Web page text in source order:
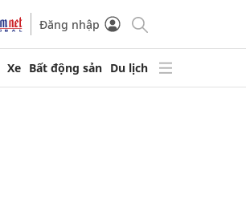
Đăng nhập
Xe Bất động sản Du lịch